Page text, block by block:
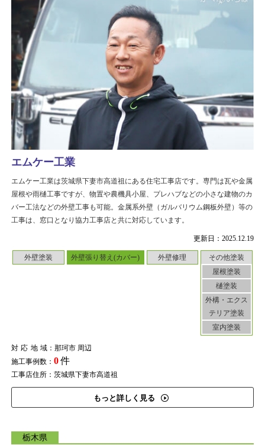
更新日：2025.12.19
外壁塗装 外壁張り替え(カバー) 外壁修理
その他塗装
屋根塗装
樋塗装
外構・エクス
テリア塗装
室内塗装
対応地域：那珂市 周辺
施工事例数： 0件
工事店住所：茨城県下妻市高道祖
もっと詳しく見る
エムケー工業
エムケー工業は茨城県下妻市高道祖にある住宅工事店です。専門は瓦や金属
屋根や雨樋工事ですが、物置や農機具小屋、プレハブなどの小さな建物のカ
バー工法などの外壁工事も可能。金属系外壁（ガルバリウム鋼板外壁）等の
工事は、窓口となり協力工事店と共に対応しています。
栃木県